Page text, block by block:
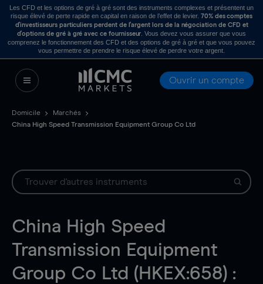
Les CFD et les options de gré à gré sont des instruments complexes et présentent un
risque élevé de perte rapide en capital en raison de l’effet de levier. 70% des comptes
d’investisseurs particuliers perdent de l’argent lors de la négociation de CFD et
d’options de gré à gré avec ce fournisseur . Vous devez vous assurer que vous
comprenez le fonctionnement des CFD et des options de gré à gré et que vous pouvez
vous permettre de prendre le risque élevé de perdre votre argent.
Ouvrir un compte
Domicile
Marchés
China High Speed Transmission Equipment Group Co Ltd
China High Speed
Transmission Equipment
Group Co Ltd (HKEX:658) :